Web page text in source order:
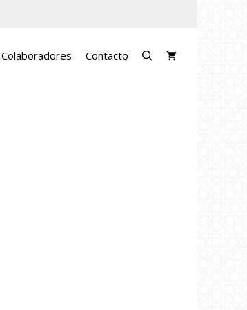
Colaboradores Contacto